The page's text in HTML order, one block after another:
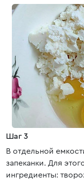
Шаг 3
В отдельной
запеканки. Для
ингредиенты: